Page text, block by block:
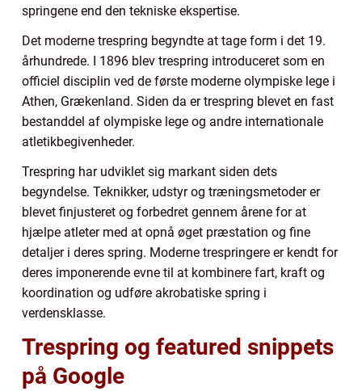
springene end den tekniske ekspertise.
Det moderne trespring begyndte at tage form i det 19.
århundrede. I 1896 blev trespring introduceret som en
officiel disciplin ved de første moderne olympiske lege i
Athen, Grækenland. Siden da er trespring blevet en fast
bestanddel af olympiske lege og andre internationale
atletikbegivenheder.
Trespring har udviklet sig markant siden dets
begyndelse. Teknikker, udstyr og træningsmetoder er
blevet finjusteret og forbedret gennem årene for at
hjælpe atleter med at opnå øget præstation og fine
detaljer i deres spring. Moderne trespringere er kendt for
deres imponerende evne til at kombinere fart, kraft og
koordination og udføre akrobatiske spring i
verdensklasse.
Trespring og featured snippets
på Google